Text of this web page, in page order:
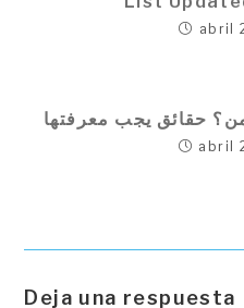
abril
حقائق يجب معرفتها
abril
Deja una respuesta